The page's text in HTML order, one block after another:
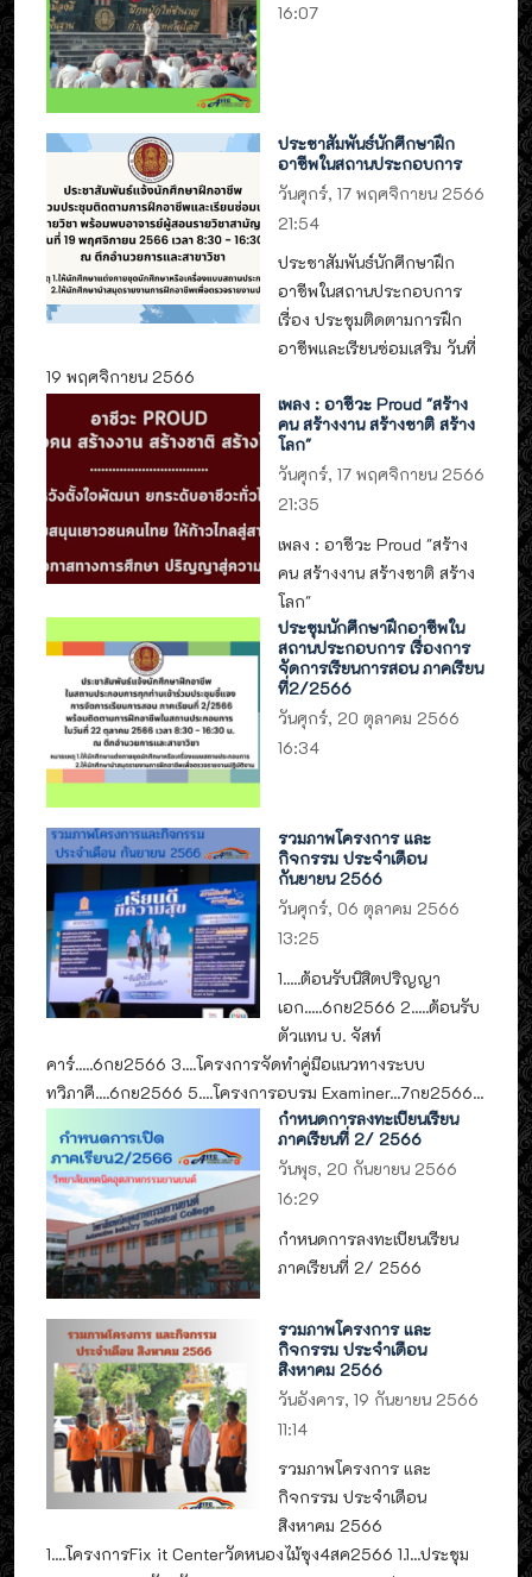
16:07
ประชาสัมพันธ์นักศึกษาฝึก
อาชีพในสถานประกอบการ
วันศุกร์, 17 พฤศจิกายน 2566
21:54
ประชาสัมพันธ์นักศึกษาฝึก
อาชีพในสถานประกอบการ
เรื่อง ประชุมติดตามการฝึก
อาชีพและเรียนซ่อมเสริม วันที่
19 พฤศจิกายน 2566
เพลง : อาชีวะ Proud "สร้าง
คน สร้างงาน สร้างชาติ สร้าง
โลก"
วันศุกร์, 17 พฤศจิกายน 2566
21:35
เพลง : อาชีวะ Proud "สร้าง
คน สร้างงาน สร้างชาติ สร้าง
โลก"
ประชุมนักศึกษาฝึกอาชีพใน
สถานประกอบการ เรื่องการ
จัดการเรียนการสอน ภาคเรียน
ที่2/2566
วันศุกร์, 20 ตุลาคม 2566
16:34
รวมภาพโครงการ และ
กิจกรรม ประจำเดือน
กันยายน 2566
วันศุกร์, 06 ตุลาคม 2566
13:25
1.....ต้อนรับนิสิตปริญญา
เอก.....6กย2566 2.....ต้อนรับ
ตัวแทน บ. จัสท์
คาร์.....6กย2566 3....โครงการจัดทำคู่มือแนวทางระบบ
ทวิภาคี....6กย2566 5....โครงการอบรม Examiner...7กย2566...
กำหนดการลงทะเบียนเรียน
ภาคเรียนที่ 2/ 2566
วันพุธ, 20 กันยายน 2566
16:29
กำหนดการลงทะเบียนเรียน
ภาคเรียนที่ 2/ 2566
รวมภาพโครงการ และ
กิจกรรม ประจำเดือน
สิงหาคม 2566
วันอังคาร, 19 กันยายน 2566
11:14
รวมภาพโครงการ และ
กิจกรรม ประจำเดือน
สิงหาคม 2566
1....โครงการFix it Centerวัดหนองไม้ซุง4สค2566 1.1...ประชุม